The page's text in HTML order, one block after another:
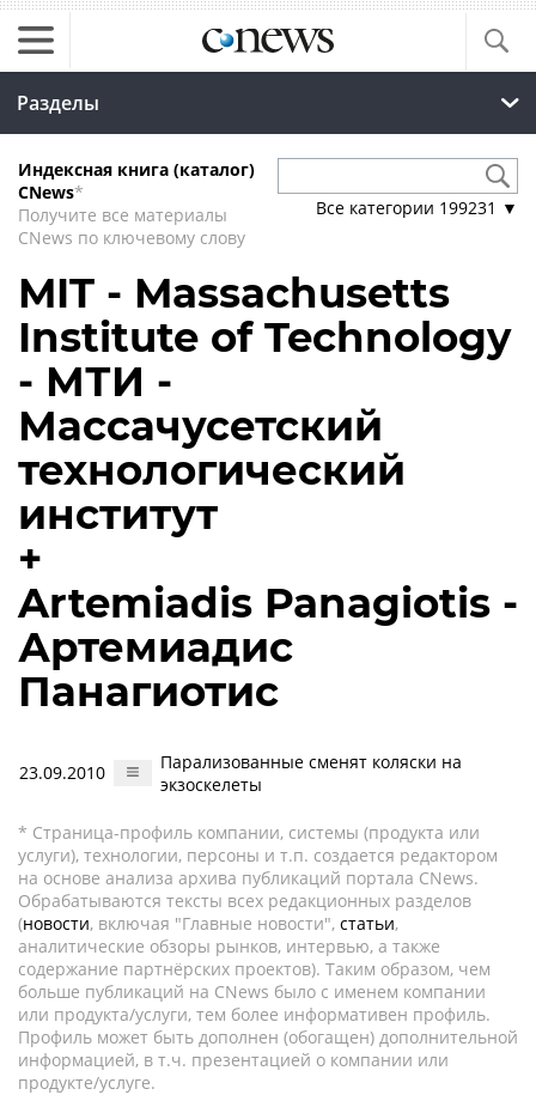
Разделы
Индексная книга (каталог)
CNews*
Получите все материалы
CNews по ключевому слову
Все категории 199231 ▼
MIT - Massachusetts
Institute of Technology
- МТИ -
Массачусетский
технологический
институт
+
Artemiadis Panagiotis -
Артемиадис
Панагиотис
23.09.2010
Парализованные сменят коляски на
экзоскелеты
* Страница-профиль компании, системы (продукта или
услуги), технологии, персоны и т.п. создается редактором
на основе анализа архива публикаций портала CNews.
Обрабатываются тексты всех редакционных разделов
(новости, включая "Главные новости", статьи,
аналитические обзоры рынков, интервью, а также
содержание партнёрских проектов). Таким образом, чем
больше публикаций на CNews было с именем компании
или продукта/услуги, тем более информативен профиль.
Профиль может быть дополнен (обогащен) дополнительной
информацией, в т.ч. презентацией о компании или
продукте/услуге.